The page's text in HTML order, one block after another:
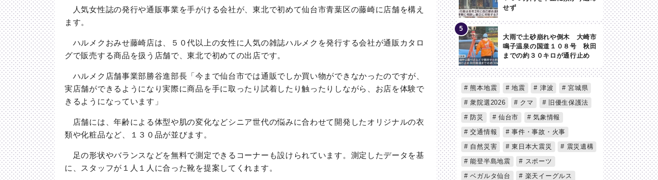
人気女性誌の発行や通販事業を手がける会社が、東北で初めて仙台市青葉区の藤崎に店舗を構え
ます。
ハルメクおみせ藤崎店は、５０代以上の女性に人気の雑誌ハルメクを発行する会社が通販カタロ
グで販売する商品を扱う店舗で、東北で初めての出店です。
ハルメク店舗事業部勝谷進部長「今まで仙台市では通販でしか買い物ができなかったのですが、
実店舗ができるようになり実際に商品を手に取ったり試着したり触ったりしながら、お店を体験で
きるようになっています」
店舗には、年齢による体型や肌の変化などシニア世代の悩みに合わせて開発したオリジナルの衣
類や化粧品など、１３０品が並びます。
足の形状やバランスなどを無料で測定できるコーナーも設けられています。測定したデータを基
に、スタッフが１人１人に合った靴を提案してくれます。
せず
大雨で土砂崩れや倒木 大崎市
鳴子温泉の国道１０８号 秋田
までの約３０キロが通行止め
熊本地震 地震 津波
宮城県
衆院選2026
クマ
旧優生保護法
防災
仙台市
気象情報
交通情報
事件・事故・火事
自然災害
東日本大震災
震災遺構
能登半島地震
スポーツ
ベガルタ仙台
楽天イーグルス